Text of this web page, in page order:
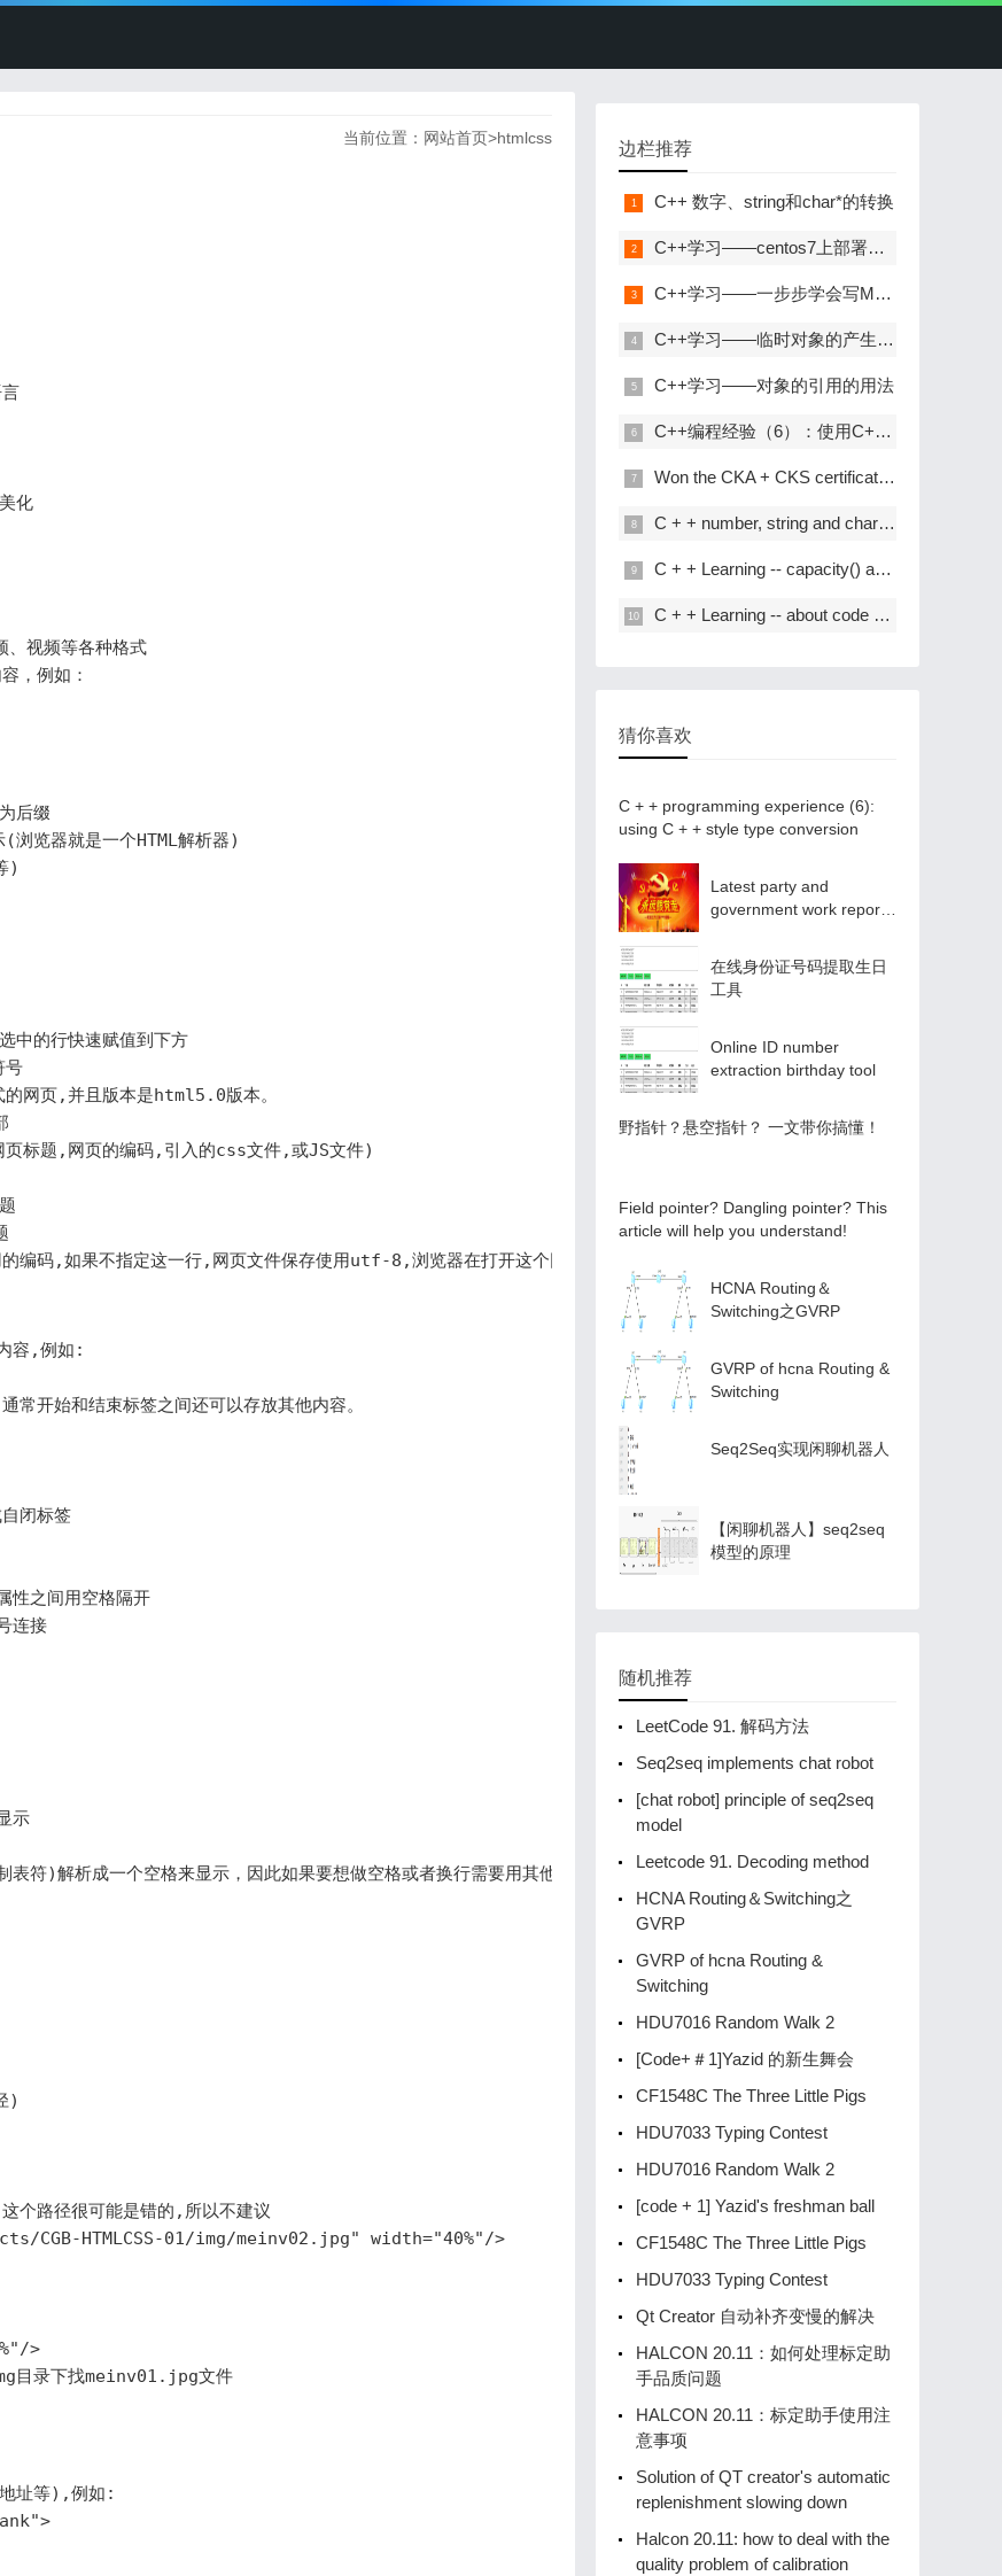
当前位置： 网站首页>htmlcss
视频等各种格式
，例如：
后缀
浏览器就是一个HTML解析器)
)
中的行快速赋值到下方
号
网页,并且版本是html5.0版本。
标题,网页的编码,引入的css文件,或JS文件)
容,例如:
开始和结束标签之间还可以存放其他内容。
闭标签
性之间用空格隔开
连接
示
符)解析成一个空格来显示，因此如果要想做空格或者换行需要用其他符号代替。
)
个路径很可能是错的,所以不建议
CGB-HTMLCSS-01/img/meinv02.jpg" width="40%"/>
>
地址等),例如:
边栏推荐
C++ 数字、string和char*的转换
C++学习——centos7上部署C++开发环境
C++学习——一步步学会写Makefile
C++学习——临时对象的产生与优化
C++学习——对象的引用的用法
C++编程经验（6）：使用C++风格的类型转换
Won the CKA + CKS certificate with the highest gold content in kubernetes in 31 days!
C + + number, string and char * conversion
C + + Learning -- capacity() and resize() in C + +
C + + Learning -- about code performance optimization
猜你喜欢
C + + programming experience (6):
using C + + style type conversion
Latest party and
government work report
在线身份证号码提取生日
工具
Online ID number
extraction birthday tool
️野指针？悬空指针？️ 一文带你搞懂！
Field pointer? Dangling pointer? This
article will help you understand!
HCNA Routing＆
Switching之GVRP
GVRP of hcna Routing &
Switching
Seq2Seq实现闲聊机器人
【闲聊机器人】seq2seq
模型的原理
随机推荐
LeetCode 91. 解码方法
Seq2seq implements chat robot
[chat robot] principle of seq2seq
model
Leetcode 91. Decoding method
HCNA Routing＆Switching之
GVRP
GVRP of hcna Routing &
Switching
HDU7016 Random Walk 2
[Code+＃1]Yazid 的新生舞会
CF1548C The Three Little Pigs
HDU7033 Typing Contest
HDU7016 Random Walk 2
[code + 1] Yazid's freshman ball
CF1548C The Three Little Pigs
HDU7033 Typing Contest
Qt Creator 自动补齐变慢的解决
HALCON 20.11：如何处理标定助
手品质问题
HALCON 20.11：标定助手使用注
意事项
Solution of QT creator's automatic
replenishment slowing down
Halcon 20.11: how to deal with the
quality problem of calibration